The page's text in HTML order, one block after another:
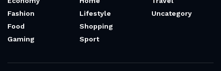
Fashion
Food
Gaming
Lifestyle
Shopping
Sport
Uncategory